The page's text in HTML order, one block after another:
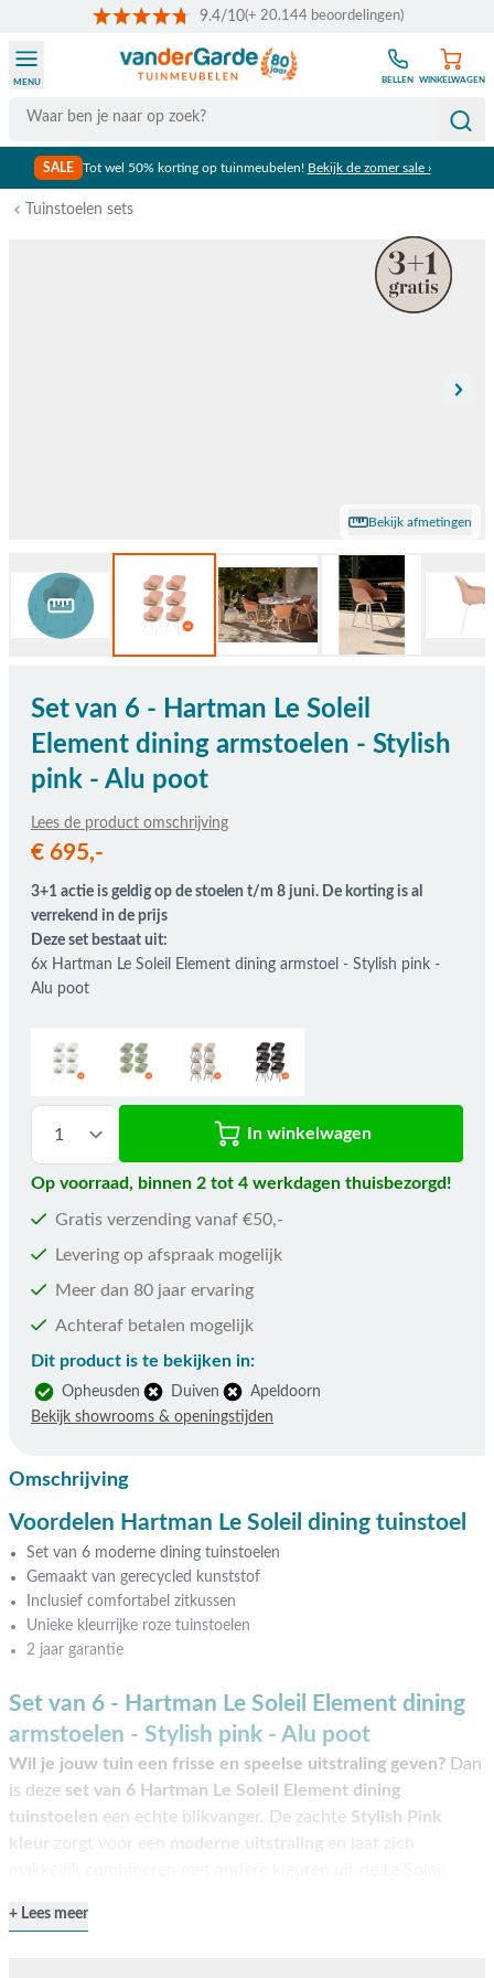
9.4/10(+ 20.144 beoordelingen)
Search
MENU BELLEN WINKELWAGEN
SALE Tot wel 50% korting op tuinmeubelen! Bekijk de zomer sale ›
Tuinstoelen sets
Bekijk afmetingen
Set van 6 - Hartman Le Soleil
Element dining armstoelen - Stylish
pink - Alu poot
Lees de product omschrijving
De prijs is afhankelijk van de gekozen opties
€ 695,-
3+1 actie is geldig op de stoelen t/m 8 juni. De korting is al
verrekend in de prijs
Deze set bestaat uit:
6x Hartman Le Soleil Element dining armstoel - Stylish pink -
Alu poot
In winkelwagen
Op voorraad, binnen 2 tot 4 werkdagen thuisbezorgd!
Gratis verzending vanaf €50,-
Levering op afspraak mogelijk
Meer dan 80 jaar ervaring
Achteraf betalen mogelijk
Dit product is te bekijken in:
Opheusden Duiven
Apeldoorn
Bekijk showrooms & openingstijden
Omschrijving
Voordelen Hartman Le Soleil dining tuinstoel
Set van 6 moderne dining tuinstoelen
Gemaakt van gerecycled kunststof
Inclusief comfortabel zitkussen
Unieke kleurrijke roze tuinstoelen
2 jaar garantie
Set van 6 - Hartman Le Soleil Element dining
armstoelen - Stylish pink - Alu poot
Wil je jouw tuin een frisse en speelse uitstraling geven? Dan
is deze set van 6 Hartman Le Soleil Element dining
tuinstoelen een echte blikvanger. De zachte Stylish Pink
kleur zorgt voor een moderne uitstraling en laat zich
meegeleverde zitkussens
Lees meer